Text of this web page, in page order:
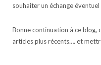
souhaiter un échange
Bonne continuation à ce blog,
articles plus récents…. et